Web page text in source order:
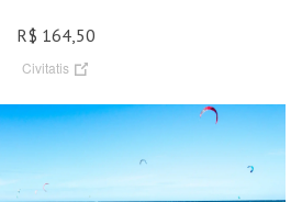
R$ 164,50
Civitatis